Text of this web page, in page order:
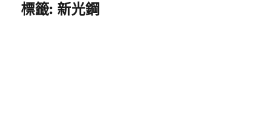
標籤: 新光鋼